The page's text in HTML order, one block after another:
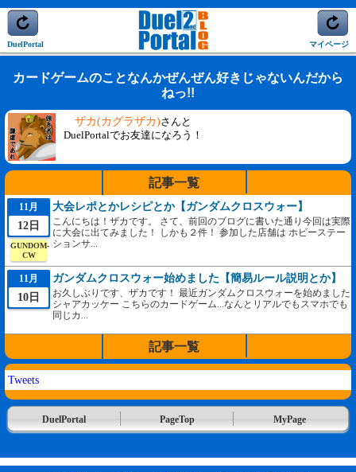
DuelPortal マイページ
カードゲームのことなんかぜんぜん好きじゃないんだから
ねっ!!
ザカ(カグラザカ)さんと
DuelPortalでお友達になろう！
記事一覧
11月
12日
GUNDOM-
CW
大会レポとかレシピとか【ガンダムクロスウォー】
こんにちは！ザカです。 さて、前回のブログに書いた通り今回は実際
に大会に出てみました！ しかも２件！ 参加した店舗は ホビーステー
ションサ...
11月
10日
ガンダムクロスウォー始めました【簡易ルール説明とか】
お久しぶりです、ザカです！ 最近ガンダムクロスウォーを始めました
シャアカッケー こちらのカードゲーム...なんとリアルでもスマホでも
同じカ...
記事一覧
Tweets
DuelPortal PageTop MyPage